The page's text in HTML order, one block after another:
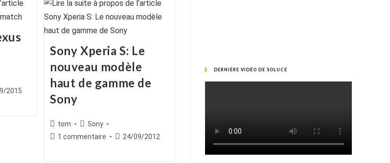
2015
Sony Xperia S: Le
nouveau modèle
haut de gamme de
Sony
Auteur/autrice
de
tom
Post
category:
Sony
Commentaires
1 commentaire
Publication
24/09/2012
DERNIÈRE VIDÉO DE SOLUCE